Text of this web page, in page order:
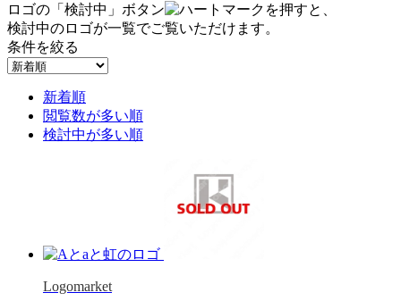
ロゴの「検討中」ボタン
を押すと、
検討中のロゴが一覧でご覧いただけます。
条件を絞る
新着順
閲覧数が多い順
検討中が多い順
Logomarket